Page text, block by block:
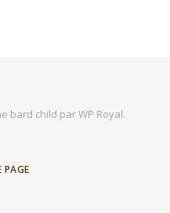
bard child parWP Royal.
PAGE